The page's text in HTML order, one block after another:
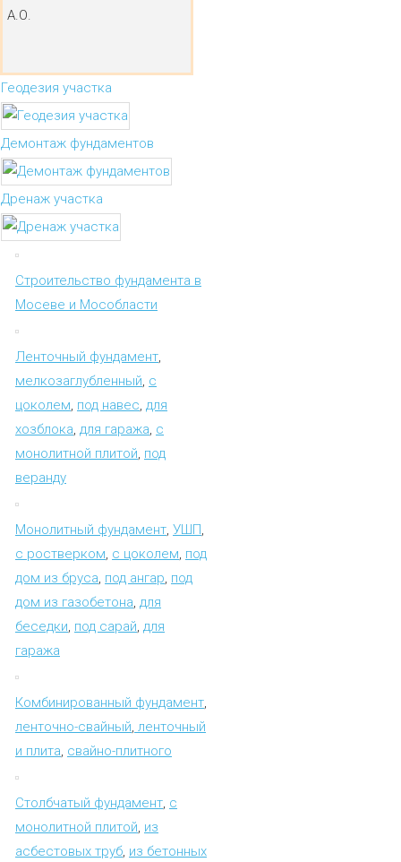
А.О.
Геодезия участка
Демонтаж фундаментов
Дренаж участка
Строительство фундамента в
Мосеве и Мособласти
Ленточный фундамент
мелкозаглубленный с
цоколем под навес для
хозблока для гаража с
монолитной плитой под
веранду
Монолитный фундамент УШП
с ростверком с цоколем под
дом из бруса под ангар под
дом из газобетона для
беседки под сарай для
гаража
Комбинированный фундамент
ленточно-свайный ленточный
и плита свайно-плитного
Столбчатый фундамент с
монолитной плитой из
асбестовых труб из бетонных